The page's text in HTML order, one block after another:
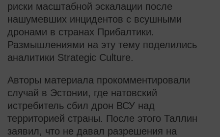
риски масштабной эскалации после
нашумевших инцидентов с всушными
дронами в странах Прибалтики.
Размышлениями на эту тему поделились
аналитики Strategic Culture.
Авторы материала прокомментировали
случай в Эстонии, где натовский
истребитель сбил дрон ВСУ над
территорией страны. После этого Таллин
заявил, что не давал разрешения на